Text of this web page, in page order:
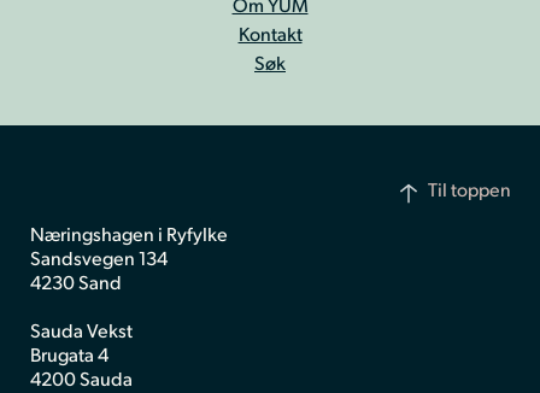
Kontakt
Søk
Til toppen
Næringshagen i Ryfylke
Sandsvegen 134
4230 Sand
Sauda Vekst
Brugata 4
4200 Sauda